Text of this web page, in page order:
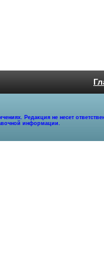
Редакция не несет
информации.